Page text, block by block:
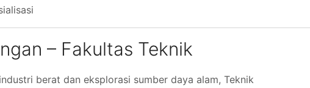
– Fakultas Teknik
berat dan eksplorasi sumber daya alam, Teknik